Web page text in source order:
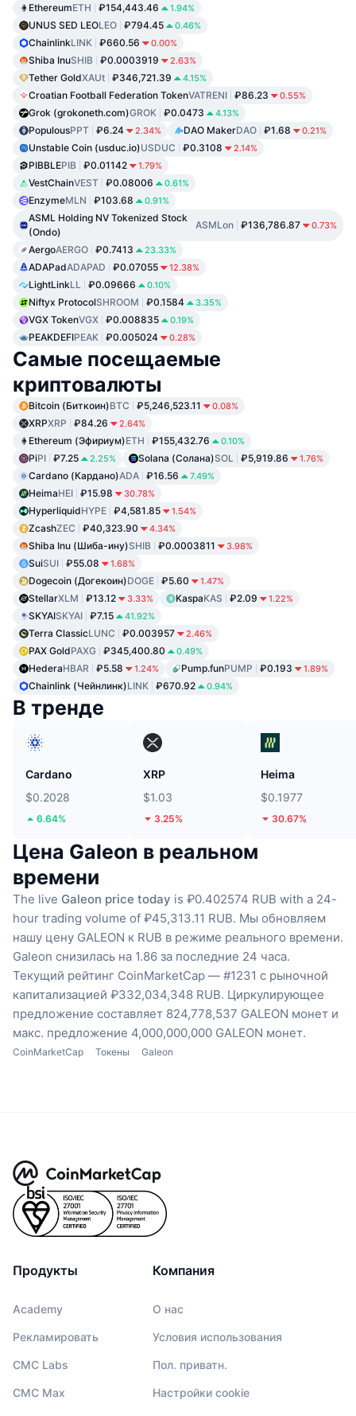
EthereumETH ₽154,443.46 1.94%
UNUS SED LEOLEO ₽794.45 0.46%
ChainlinkLINK ₽660.56 0.00%
Shiba InuSHIB ₽0.0003919 2.63%
Tether GoldXAUt ₽346,721.39 4.15%
Croatian Football Federation TokenVATRENI ₽86.23 0.55%
Grok (grokoneth.com)GROK ₽0.0473 4.13%
PopulousPPT ₽6.24 2.34% DAO MakerDAO ₽1.68 0.21%
Unstable Coin (usduc.io)USDUC ₽0.3108 2.14%
PIBBLEPIB ₽0.01142 1.79%
VestChainVEST ₽0.08006 0.61%
EnzymeMLN ₽103.68 0.91%
ASML Holding NV Tokenized Stock
(Ondo)
ASMLon ₽136,786.87 0.73%
AergoAERGO ₽0.7413 23.33%
ADAPadADAPAD ₽0.07055 12.38%
LightLinkLL ₽0.09666 0.10%
Niftyx ProtocolSHROOM ₽0.1584 3.35%
VGX TokenVGX ₽0.008835 0.19%
PEAKDEFIPEAK ₽0.005024 0.28%
Самые посещаемые
криптовалюты
Bitcoin (Биткоин)BTC ₽5,246,523.11 0.08%
XRPXRP ₽84.26 2.64%
Ethereum (Эфириум)ETH ₽155,432.76 0.10%
PiPI ₽7.25 2.25% Solana (Солана)SOL ₽5,919.86 1.76%
Cardano (Кардано)ADA ₽16.56 7.49%
HeimaHEI ₽15.98 30.78%
HyperliquidHYPE ₽4,581.85 1.54%
ZcashZEC ₽40,323.90 4.34%
Shiba Inu (Шиба-ину)SHIB ₽0.0003811 3.98%
SuiSUI ₽55.08 1.68%
Dogecoin (Догекоин)DOGE ₽5.60 1.47%
StellarXLM ₽13.12 3.33% KaspaKAS ₽2.09 1.22%
SKYAISKYAI ₽7.15 41.92%
Terra ClassicLUNC ₽0.003957 2.46%
PAX GoldPAXG ₽345,400.80 0.49%
HederaHBAR ₽5.58 1.24% Pump.funPUMP ₽0.193 1.89%
Chainlink (Чейнлинк)LINK ₽670.92 0.94%
В тренде
Cardano
$0.2028
6.64%
XRP
$1.03
3.25%
Heima
$0.1977
30.67%
Цена Galeon в реальном
времени
The live Galeon price today is ₽0.402574 RUB with a 24-
hour trading volume of ₽45,313.11 RUB. Мы обновляем
нашу цену GALEON к RUB в режиме реального времени.
Galeon снизилась на 1.86 за последние 24 часа.
Текущий рейтинг CoinMarketCap — #1231 с рыночной
капитализацией ₽332,034,348 RUB. Циркулирующее
предложение составляет 824,778,537 GALEON монет и
макс. предложение 4,000,000,000 GALEON монет.
CoinMarketCap Токены Galeon
Продукты
Academy
Рекламировать
CMC Labs
CMC Max
Компания
О нас
Условия использования
Пол. приватн.
Настройки cookie